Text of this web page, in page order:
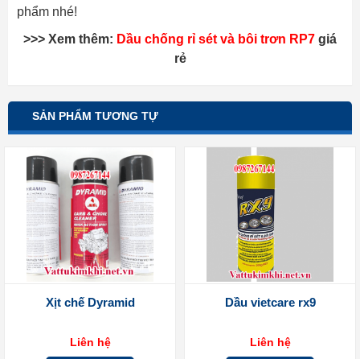
phẩm nhé!
>>> Xem thêm: Dầu chống rỉ sét và bôi trơn RP7 giá
rẻ
SẢN PHẨM TƯƠNG TỰ
Xịt chế Dyramid
Liên hệ
Dầu vietcare rx9
Liên hệ